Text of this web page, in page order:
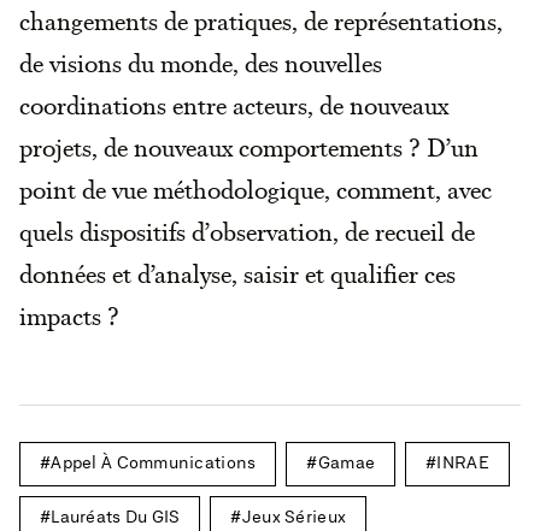
changements de pratiques, de représentations,
de visions du monde, des nouvelles
coordinations entre acteurs, de nouveaux
projets, de nouveaux comportements ? D’un
point de vue méthodologique, comment, avec
quels dispositifs d’observation, de recueil de
données et d’analyse, saisir et qualifier ces
impacts ?
Appel À Communications Gamae INRAE
Lauréats Du GIS Jeux Sérieux